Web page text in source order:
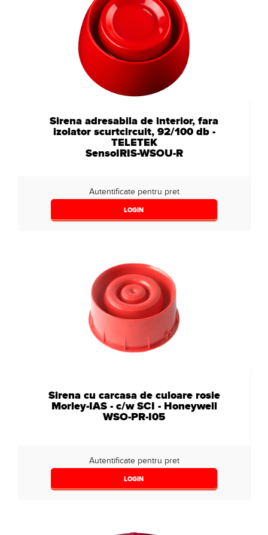
Sirena adresabila de interior, fara
izolator scurtcircuit, 92/100 db -
TELETEK
SensoIRIS-WSOU-R
Autentificate pentru pret
LOGIN
Sirena cu carcasa de culoare rosie
Morley-IAS - c/w SCI - Honeywell
WSO-PR-I05
Autentificate pentru pret
LOGIN